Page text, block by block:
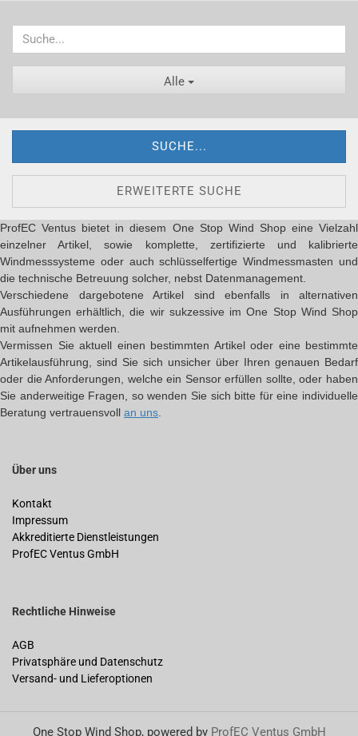
Alle
SUCHE...
ERWEITERTE SUCHE
ProfEC Ventus bietet in diesem One Stop Wind Shop eine Vielzahl
einzelner Artikel, sowie komplette, zertifizierte und kalibrierte
Windmesssysteme oder auch schlüsselfertige Windmessmasten und
die technische Betreuung solcher, nebst Datenmanagement.
Verschiedene dargebotene Artikel sind ebenfalls in alternativen
Ausführungen erhältlich, die wir sukzessive im One Stop Wind Shop
mit aufnehmen werden.
Vermissen Sie aktuell einen bestimmten Artikel oder eine bestimmte
Artikelausführung, sind Sie sich unsicher über Ihren genauen Bedarf
oder die Anforderungen, welche ein Sensor erfüllen sollte, oder haben
Sie anderweitige Fragen, so wenden Sie sich bitte für eine individuelle
Beratung vertrauensvoll an uns
Über uns
Kontakt
Impressum
Akkreditierte Dienstleistungen
ProfEC Ventus GmbH
Rechtliche Hinweise
AGB
Privatsphäre und Datenschutz
Versand- und Lieferoptionen
One Stop Wind Shop, powered by ProfEC Ventus GmbH